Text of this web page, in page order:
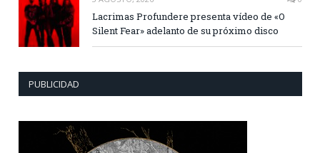
Lacrimas Profundere presenta vídeo de «O
Silent Fear» adelanto de su próximo disco
PUBLICIDAD